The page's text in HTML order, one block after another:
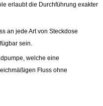
erlaubt die Durchführung exakter
an jede Art von Steckdose
sein.
welche eine
Fluss ohne